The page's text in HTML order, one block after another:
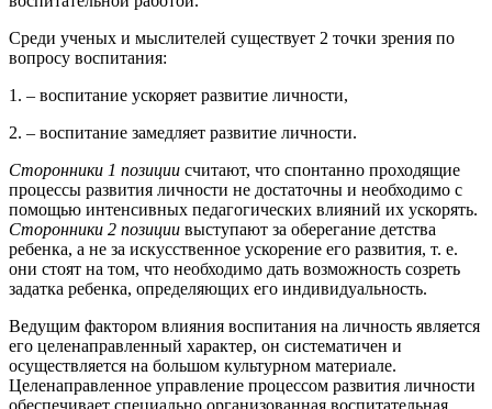
Среди ученых и мыслителей существует 2 точки зрения по
вопросу воспитания:
1. – воспитание ускоряет развитие личности,
2. – воспитание замедляет развитие личности.
Сторонники 1 позиции считают, что спонтанно проходящие
процессы развития личности не достаточны и необходимо с
помощью интенсивных педагогических влияний их ускорять.
Сторонники 2 позиции выступают за оберегание детства
ребенка, а не за искусственное ускорение его развития, т. е.
они стоят на том, что необходимо дать возможность созреть
задатка ребенка, определяющих его индивидуальность.
Ведущим фактором влияния воспитания на личность является
его целенаправленный характер, он систематичен и
осуществляется на большом культурном материале.
Целенаправленное управление процессом развития личности